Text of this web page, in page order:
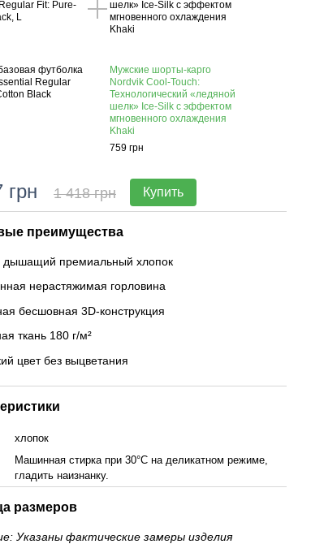
футболка
Regular
Black
Мужские шорты-карго
Nordvik Cool-Touch:
Технологический «ледяной
шелк» Ice-Silk с эффектом
мгновенного охлаждения
Khaki
759 грн
грн 1 418 грн Купить
преимущества
премиальный хлопок
нерастяжимая горловина
бесшовная 3D-конструкция
ткань 180 г/м²
цвет без выцветания
хлопок
Машинная стирка при 30°C на деликатном режиме,
гладить наизнанку.
размеров
Указаны фактические замеры изделия